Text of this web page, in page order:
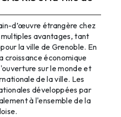
d’œuvre étrangère chez
avantages, tant
la ville de Grenoble. En
croissance économique
sur le monde et
de la ville. Les
développées par
à l'ensemble de la